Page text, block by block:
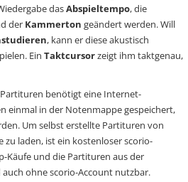
dasAbspieltempo, die
der Kammerton geändert werden. Will
, kann er diese akustisch
Ein Taktcursorzeigt ihm taktgenau,
benötigt eine Internet-
einmal in der Notenmappe gespeichert,
Um selbst erstellte Partituren von
laden, ist ein kostenloser scorio-
Käufe und die Partituren aus der
ohne scorio-Account nutzbar.